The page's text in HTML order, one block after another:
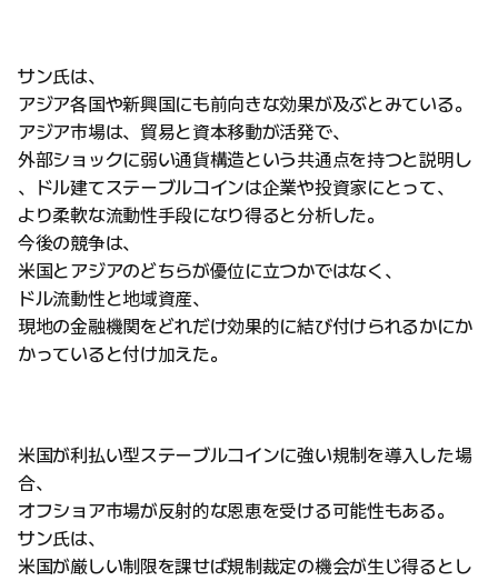
サン氏は、
アジア各国や新興国にも前向きな効果が及ぶとみている。
アジア市場は、貿易と資本移動が活発で、
外部ショックに弱い通貨構造という共通点を持つと説明し
、ドル建てステーブルコインは企業や投資家にとって、
より柔軟な流動性手段になり得ると分析した。
今後の競争は、
米国とアジアのどちらが優位に立つかではなく、
ドル流動性と地域資産、
現地の金融機関をどれだけ効果的に結び付けられるかにか
かっていると付け加えた。
米国が利払い型ステーブルコインに強い規制を導入した場
合、
オフショア市場が反射的な恩恵を受ける可能性もある。
サン氏は、
米国が厳しい制限を課せば規制裁定の機会が生じ得るとし